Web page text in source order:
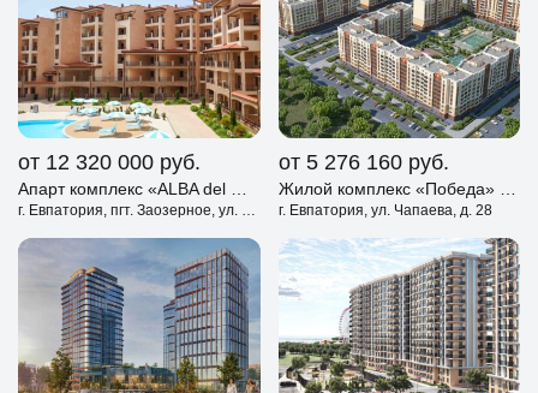
от 12 320 000 руб. от 5 276 160 руб.
г. Евпатория, ул. Чапаева, д. 28